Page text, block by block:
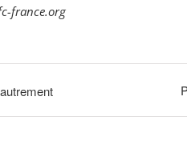
france.org